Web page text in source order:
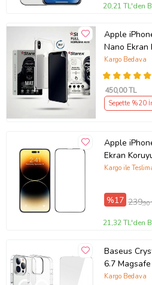
20,21 TL'den
Apple
Nano Ekran
HAYALET -
Koruma
Kargo Bedava
450,00 TL
Sepette %20
Apple
Ekran
(Şeffaf)
Kargo ile
%17 239,90
21,32 TL'den
Baseus
6.7 Magsafe
Ekran
Kargo Bedava